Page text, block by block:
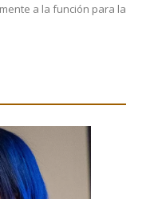
a la función para la